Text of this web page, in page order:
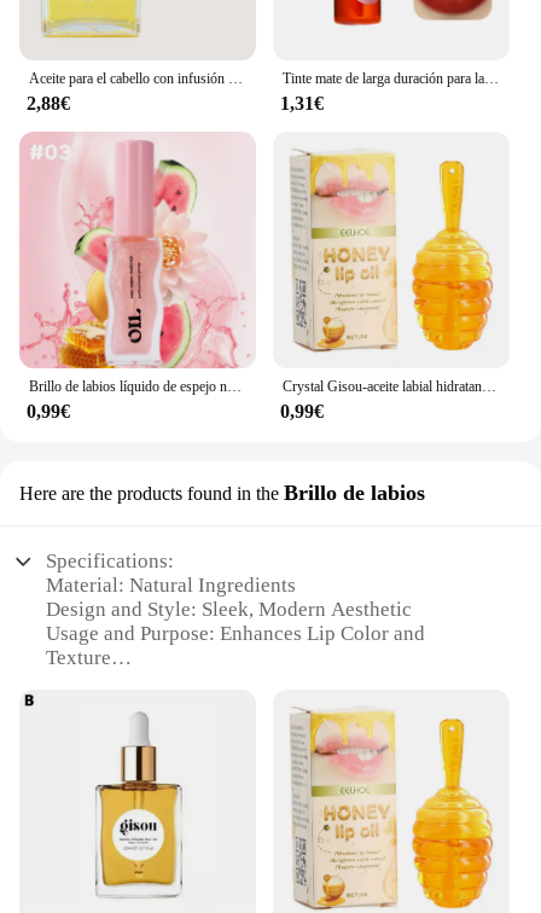
Aceite para el cabello con infusión de miel, acondicionador de tamaño de viaje con miel Mirsalehi para nutrir e hidratar profundamente el cabello, 20ml
2,88€
Tinte mate de larga duración para labios y mejillas | Mancha hidratante de colorete y labios 2 en 1 | Fórmula ligera e hidratante para suave, natural
1,31€
Brillo de labios líquido de espejo nacarado transparente, bálsamo labial hidratante de frutas y miel, aceite de labios infusión, Reduce líneas de labios, cosméticos
0,99€
Crystal Gisou-aceite labial hidratante, brillo de labios líquido de larga duración, aceite hidratante, cuidado de labios
0,99€
Here are the products found in the Brillo de labios
Specifications:
Material: Natural Ingredients
Design and Style: Sleek, Modern Aesthetic
Usage and Purpose: Enhances Lip Color and
Texture
Shape or Size: Compact and Travel-Friendly
Quantity: Available in Sets for Optimal Value
Features:
**Elevate Your Lip Game**
Discover the luxury of gisou Brillo de labios, a lip
balm that not only moisturizes but also adds a subtle
sheen to your lips. Infused with natural ingredients,